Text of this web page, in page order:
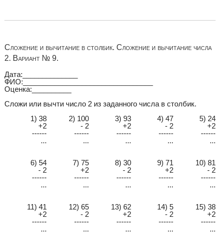
Сложение и вычитание в столбик. Сложение и вычитание числа
2. Вариант № 9.
Дата:______________
ФИО:_________________________________
Оценка:__________
Сложи или вычти число 2 из заданного числа в столбик.
1) 38
2) 100 3) 93 4) 47
5) 24
+2
- 2 +2 - 2
+2
------
------ ------ ------
------
...
... ... ... ...
6) 54 7) 75 8) 30 9) 71
10) 81
- 2
+2 - 2 +2
- 2
------
------ ------ ------
------
...
... ... ... ...
11) 41 12) 65 13) 62 14) 5
15) 38
+2
- 2 +2 - 2
+2
------
------ ------ ------
------
...
... ... ... ...